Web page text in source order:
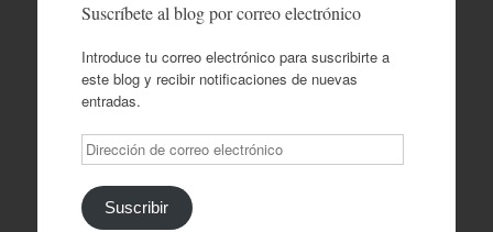
Suscríbete al blog por correo electrónico
Introduce tu correo electrónico para suscribirte a
este blog y recibir notificaciones de nuevas
entradas.
Dirección
de
correo
electrónico
Suscribir